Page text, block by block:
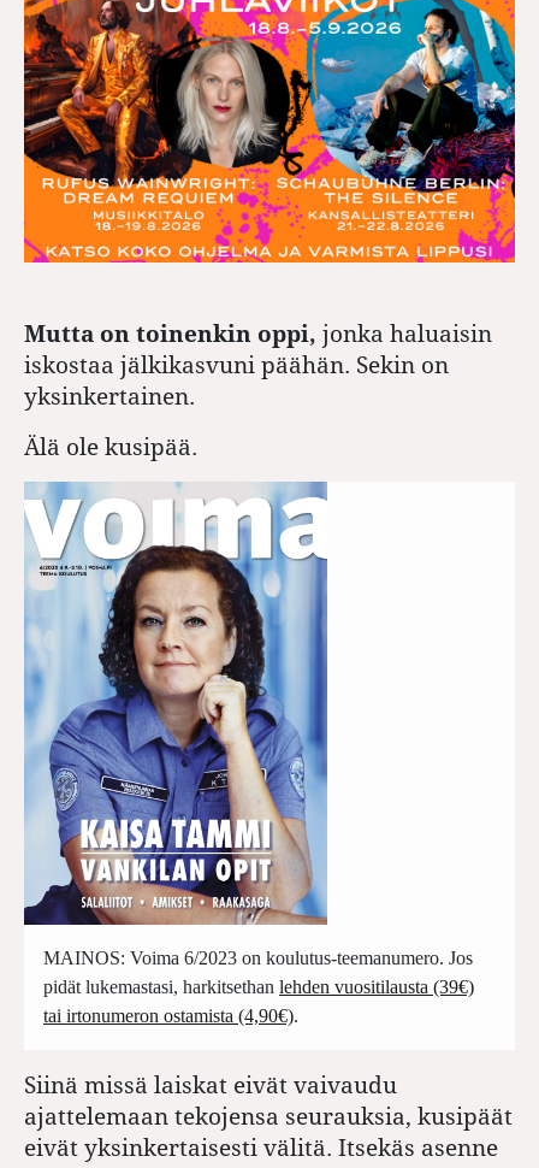
Mutta on toinenkin oppi, jonka haluaisin
iskostaa jälkikasvuni päähän. Sekin on
yksinkertainen.
Älä ole kusipää.
MAINOS: Voima 6/2023 on koulutus-teemanumero. Jos
pidät lukemastasi, harkitsethan lehden vuositilausta (39€)
tai irtonumeron ostamista (4,90€).
Siinä missä laiskat eivät vaivaudu
ajattelemaan tekojensa seurauksia, kusipäät
eivät yksinkertaisesti välitä. Itsekäs asenne